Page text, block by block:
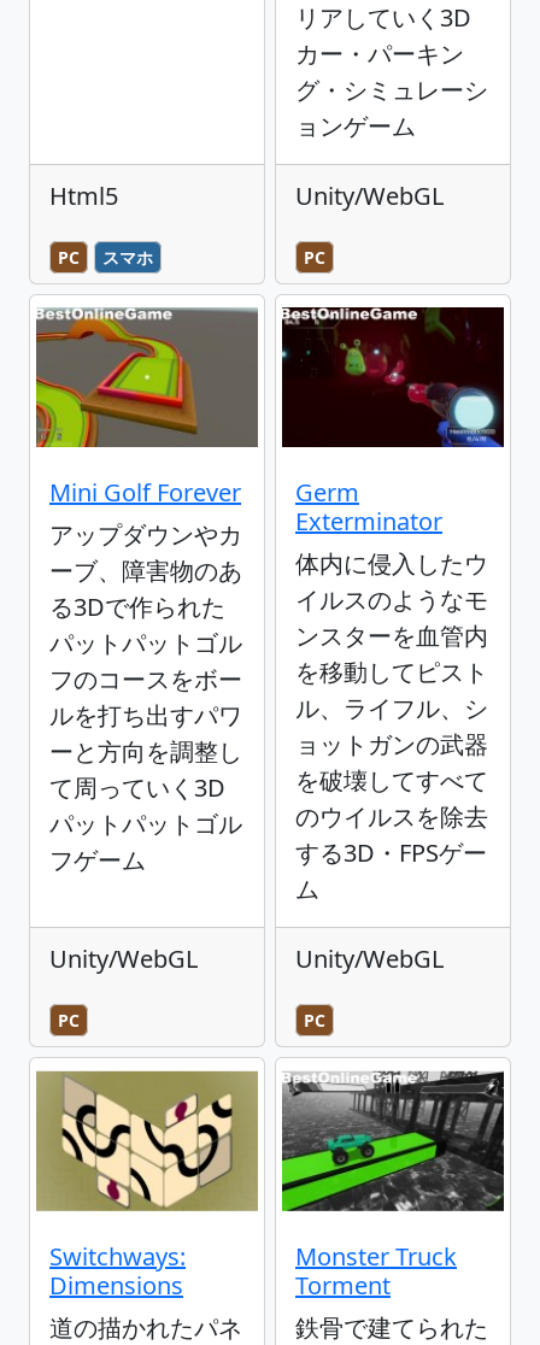
Html5
PC スマホ
リアしていく3D
カー・パーキン
グ・シミュレーシ
ョンゲーム
Unity/WebGL
PC
Mini Golf Forever
アップダウンやカ
ーブ、障害物のあ
る3Dで作られた
パットパットゴル
フのコースをボー
ルを打ち出すパワ
ーと方向を調整し
て周っていく3D
パットパットゴル
フゲーム
Unity/WebGL
PC
Germ
Exterminator
体内に侵入したウ
イルスのようなモ
ンスターを血管内
を移動してピスト
ル、ライフル、シ
ョットガンの武器
を破壊してすべて
のウイルスを除去
する3D・FPSゲー
ム
Unity/WebGL
PC
Switchways:
Dimensions
道の描かれたパネ
Monster Truck
Torment
鉄骨で建てられた